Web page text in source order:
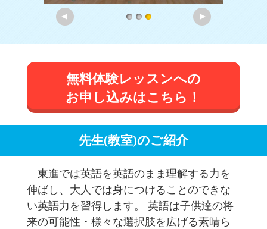
無料体験レッスンへの
お申し込みはこちら！
先生(教室)のご紹介
東進では英語を英語のまま理解する力を
伸ばし、大人では身につけることのできな
い英語力を習得します。 英語は子供達の将
来の可能性・様々な選択肢を広げる素晴ら